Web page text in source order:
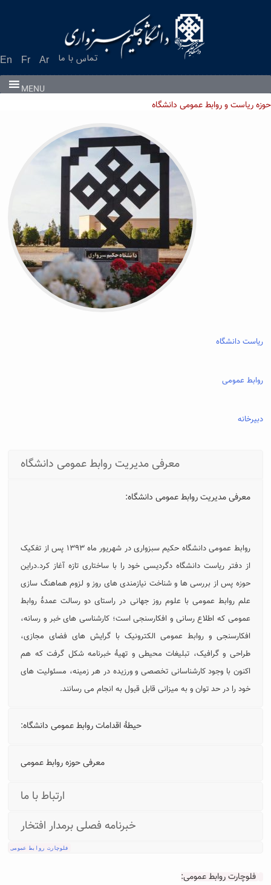
En Fr Ar تماس با ما
MENU
حوزه ریاست و روابط عمومی دانشگاه
ریاست دانشگاه
روابط عمومی
دبیرخانه
معرفی مدیریت روابط عمومی دانشگاه
معرفی مدیریت روابط عمومی دانشگاه:
روابط عمومی دانشگاه حکیم سبزواری در شهریور ماه ۱۳۹۳ پس از تفکیک
از دفتر ریاست دانشگاه دگردیسی خود را با ساختاری تازه آغاز کرد.دراین
حوزه پس از بررسی ها و شناخت نیازمندی های روز و لزوم هماهنگ سازی
علم روابط عمومی با علوم روز جهانی در راستای دو رسالت عمدۀ روابط
عمومی که اطلاع رسانی و افکارسنجی است؛ کارشناسی های خبر و رسانه،
افکارسنجی و روابط عمومی الکترونیک با گرایش های فضای مجازی،
طراحی و گرافیک، تبلیغات محیطی و تهیۀ خبرنامه شکل گرفت که هم
اکنون با وجود کارشناسانی تخصصی و ورزیده در هر زمینه، مسئولیت های
خود را در حد توان و به میزانی قابل قبول به انجام می رسانند.
حیطۀ اقدامات روابط عمومی دانشگاه:
معرفی حوزه روابط عمومی
ارتباط با ما
خبرنامه فصلی برمدار افتخار
فلوچارت روابط عمومی
فلوچارت روابط عمومی: